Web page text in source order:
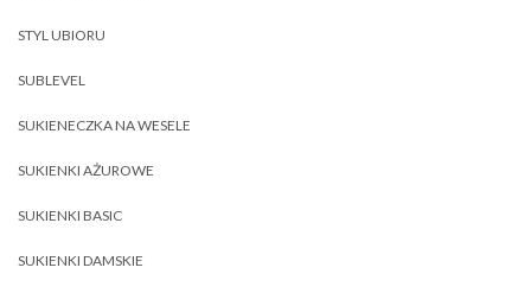
STYL UBIORU
SUBLEVEL
SUKIENECZKA NA WESELE
SUKIENKI AŻUROWE
SUKIENKI BASIC
SUKIENKI DAMSKIE